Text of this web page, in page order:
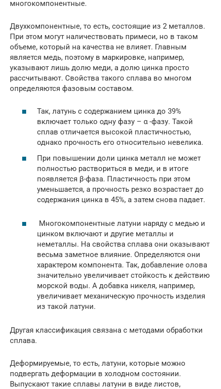
многокомпонентные.
Двухкомпонентные, то есть, состоящие из 2 металлов.
При этом могут наличествовать примеси, но в таком
объеме, который на качества не влияет. Главным
является медь, поэтому в маркировке, например,
указывают лишь долю меди, а долю цинка просто
рассчитывают. Свойства такого сплава во многом
определяются фазовым составом.
Так, латунь с содержанием цинка до 39%
включает только одну фазу – α -фазу. Такой
сплав отличается высокой пластичностью,
однако прочность его относительно невелика.
При повышении доли цинка металл не может
полностью раствориться в меди, и в итоге
появляется β-фаза. Пластичность при этом
уменьшается, а прочность резко возрастает до
содержания цинка в 45%, а затем снова падает.
Многокомпонентные латуни наряду с медью и
цинком включают и другие металлы и
неметаллы. На свойства сплава они оказывают
весьма заметное влияние. Определяются они
характером компонента. Так, добавление олова
значительно увеличивает стойкость к действию
морской воды. А добавка никеля, например,
увеличивает механическую прочность изделия
из такой латуни.
Другая классификация связана с методами обработки
сплава.
Деформируемые, то есть, латуни, которые можно
подвергать деформации в холодном состоянии.
Выпускают такие сплавы латуни в виде листов,